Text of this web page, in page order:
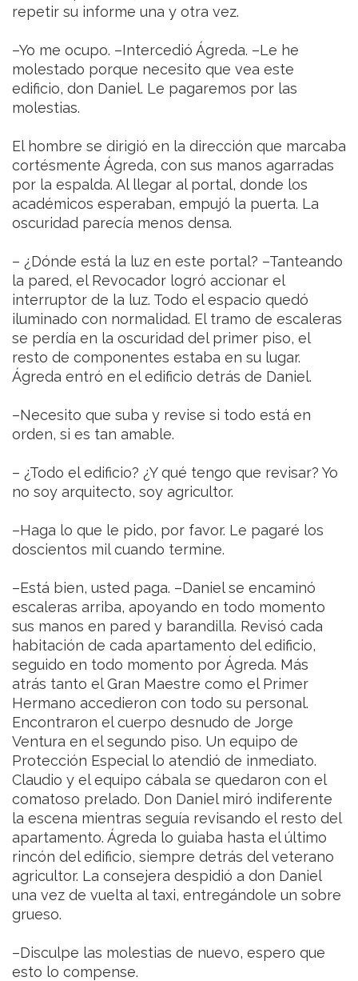
repetir su informe una y otra vez.
–Yo me ocupo. –Intercedió Ágreda. –Le he
molestado porque necesito que vea este
edificio, don Daniel. Le pagaremos por las
molestias.
El hombre se dirigió en la dirección que marcaba
cortésmente Ágreda, con sus manos agarradas
por la espalda. Al llegar al portal, donde los
académicos esperaban, empujó la puerta. La
oscuridad parecía menos densa.
– ¿Dónde está la luz en este portal? –Tanteando
la pared, el Revocador logró accionar el
interruptor de la luz. Todo el espacio quedó
iluminado con normalidad. El tramo de escaleras
se perdía en la oscuridad del primer piso, el
resto de componentes estaba en su lugar.
Ágreda entró en el edificio detrás de Daniel.
–Necesito que suba y revise si todo está en
orden, si es tan amable.
– ¿Todo el edificio? ¿Y qué tengo que revisar? Yo
no soy arquitecto, soy agricultor.
–Haga lo que le pido, por favor. Le pagaré los
doscientos mil cuando termine.
–Está bien, usted paga. –Daniel se encaminó
escaleras arriba, apoyando en todo momento
sus manos en pared y barandilla. Revisó cada
habitación de cada apartamento del edificio,
seguido en todo momento por Ágreda. Más
atrás tanto el Gran Maestre como el Primer
Hermano accedieron con todo su personal.
Encontraron el cuerpo desnudo de Jorge
Ventura en el segundo piso. Un equipo de
Protección Especial lo atendió de inmediato.
Claudio y el equipo cábala se quedaron con el
comatoso prelado. Don Daniel miró indiferente
la escena mientras seguía revisando el resto del
apartamento. Ágreda lo guiaba hasta el último
rincón del edificio, siempre detrás del veterano
agricultor. La consejera despidió a don Daniel
una vez de vuelta al taxi, entregándole un sobre
grueso.
–Disculpe las molestias de nuevo, espero que
esto lo compense.